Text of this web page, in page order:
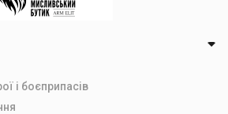
і боєприпасів